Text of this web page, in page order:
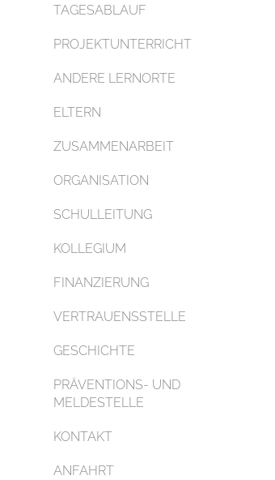
TAGESABLAUF
PROJEKTUNTERRICHT
ANDERE LERNORTE
ELTERN
ZUSAMMENARBEIT
ORGANISATION
SCHULLEITUNG
KOLLEGIUM
FINANZIERUNG
VERTRAUENSSTELLE
GESCHICHTE
PRÄVENTIONS- UND
MELDESTELLE
KONTAKT
ANFAHRT